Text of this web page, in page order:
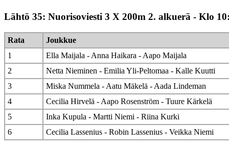
Lähtö 35: Nuorisoviesti 3 X 200m 2. alkuerä - Klo
Rata
Joukkue
1
Ella Maijala - Anna Haikara - Aapo Maijala
2
Netta Nieminen - Emilia Yli-Peltomaa - Kalle Kuutti
3
Miska Nummela - Aatu Mäkelä - Aada Lindeman
4
Cecilia Hirvelä - Aapo Rosenström - Tuure Kärkelä
5
Inka Kupula - Martti Niemi - Riina Kurki
6
Cecilia Lassenius - Robin Lassenius - Veikka Niemi